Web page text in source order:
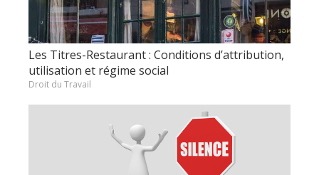
Les Titres-Restaurant : Conditions d’attribution,
utilisation et régime social
Droit du Travail